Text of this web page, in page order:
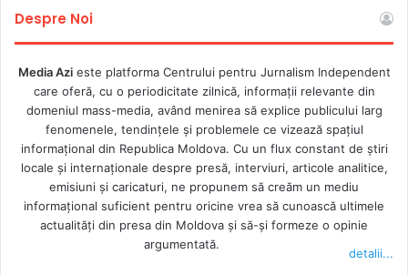
Despre Noi
Media Azieste platforma Centrului pentru Jurnalism Independent
care oferă, cu o periodicitate zilnică, informații relevante din
domeniul mass-media, având menirea să explice publicului larg
fenomenele, tendințele și problemele ce vizează spațiul
informațional din Republica Moldova. Cu un flux constant de ştiri
locale şi internaţionale despre presă, interviuri, articole analitice,
emisiuni și caricaturi, ne propunem să creăm un mediu
informaţional suficient pentru oricine vrea să cunoască ultimele
actualităţi din presa din Moldova şi să-şi formeze o opinie
argumentată.
detalii...